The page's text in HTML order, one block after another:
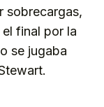
sobrecargas,
final por la
se jugaba